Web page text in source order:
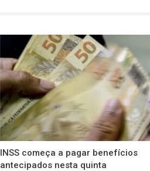
INSS começa a pagar benefícios
antecipados nesta quinta